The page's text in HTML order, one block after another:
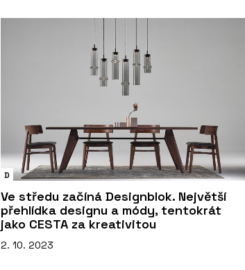
D
Ve středu začíná Designblok. Největší
přehlídka designu a módy, tentokrát
jako CESTA za kreativitou
2. 10. 2023